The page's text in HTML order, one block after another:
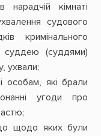
кімнаті
судового
кримінального
(суддями)
ухвали;
особам, які брали
угоди про
щодо яких були